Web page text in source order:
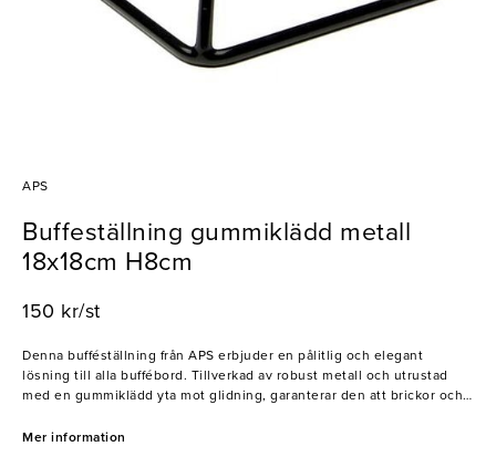
APS
Buffeställning gummiklädd metall
18x18cm H8cm
150 kr/st
Denna bufféställning från APS erbjuder en pålitlig och elegant
lösning till alla buffébord. Tillverkad av robust metall och utrustad
med en gummiklädd yta mot glidning, garanterar den att brickor och
kombineras med APS andra ställningar i olika höjder för att skapa
Mer information